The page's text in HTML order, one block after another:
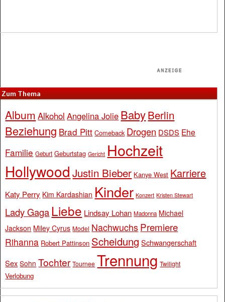
Zum Thema
Album Alkohol Angelina Jolie BabyBerlin
Beziehung Brad Pitt Comeback Drogen DSDS Ehe
Familie Geburt Geburtstag Gericht Hochzeit
Hollywood Justin Bieber Kanye West Karriere
Katy Perry Kim Kardashian Kinder Konzert Kristen Stewart
Lady Gaga Liebe Lindsay Lohan Madonna Michael
Jackson Miley Cyrus Model Nachwuchs Premiere
Rihanna Robert Pattinson Scheidung Schwangerschaft
Sex Sohn Tochter Tournee Trennung Twilight
Verlobung